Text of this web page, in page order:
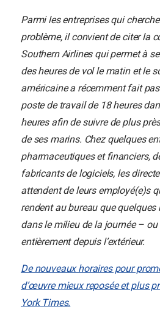
Parmi les entreprises qui
problème, il convient de citer la
Southern Airlines qui permet à
des heures de vol le matin et le
américaine a récemment fait
poste de travail de 18 heures
heures afin de suivre de plus
de ses marins. Chez quelques
pharmaceutiques et financiers,
fabricants de logiciels, les
attendent de leurs employé(e)s
rendent au bureau que quelques
dans le milieu de la journée –
entièrement depuis l’extérieur.
De nouveaux horaires pour
d’œuvre mieux reposée et plus
York Times.